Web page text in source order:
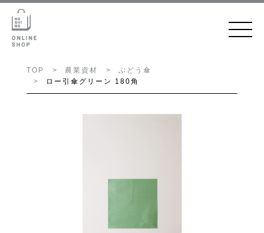
TOP 農業資材
ぶどう傘
ロー引傘グリーン 180角